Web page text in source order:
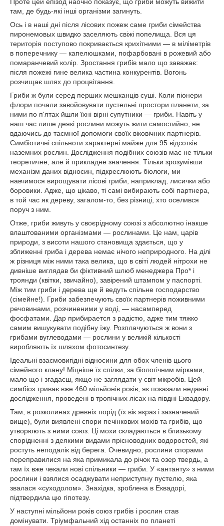
там, де будь-які інші організми загинуть.
Ось і в наші дні після лісових пожеж саме гриби сімейства
пиронемовых швидко заселяють свіжі попелища. Вся ця
територія поступово покривається крихітними — в міліметрів
в поперечнику — капелюшками, пофарбовані в рожевий або
помаранчевий колір. Зростання грибів мало що заважає:
після пожежі гине велика частина конкурентів. Вогонь
розчищає шлях до процвітання.
Гриби ж були серед перших мешканців суші. Коли піонери
флори почали завойовувати пустельні простори планети, за
ними по п'ятах йшли їхні вірні супутники — гриби. Навіть у
наш час лише деякі рослини можуть жити самостийно, не
вдаючись до таємної допомоги своїх віковічних партнерів.
Симбіотичні спільноти характерні майже для 95 відсотків
наземних рослин. Дослідження подібних союзів має не тільки
теоретичне, але й прикладне значення. Тільки зрозумівши
механізм даних відносин, підкреслюють біологи, ми
навчимося вирощувати лісові гриби, наприклад, лисички або
боровики. Адже, що цікаво, ті самі вибирають собі партнера,
в той час як дереву, загалом-то, без різниці, хто оселився
поруч з ним.
Отже, гриби живуть у своєрідному союзі з абсолютно інакше
влаштованими організмами — рослинами. Це нам, царів
природи, з висоти нашого становища здається, що у
зближенні гриба і дерева немає нічого неприродного. На ділі
ж різниця між ними така велика, що в світі людей нітрохи не
дивніше виглядав би фіктивний шлюб менеджера Про* і
троянди (квітки, звичайно), завірений штампом у паспорті.
Між тим гриби і дерева ще й ведуть спільне господарство
(сімейне!). Гриби забезпечують своїх партнерів поживними
речовинами, розчиненими у воді, — насамперед
фосфатами. Дар прибирается з радістю, адже тим тяжко
самим вишукувати подібну їжу. Розплачуються ж вони з
грибами вуглеводами — рослини у великій кількості
виробляють їх шляхом фотосинтезу.
Ідеальні взаємовигідні відносини для обох членів цього
сімейного клану! Міцніше їх спілки, за біологічним мірками,
мало що і згадаєш, якщо не заглядати у світ мікробів. Цей
симбіоз триває вже 460 мільйонів років, як показали недавні
дослідження, проведені в тропічних лісах на півдні Еквадору.
Там, в розколинах древніх порід (їх вік якраз і зазначений
вище), були виявлені спори печінкових мохів та грибів, що
утворюють з ними союз. Ці мохи складаються в близькому
спорідненні з деякими видами прісноводних водоростей, які
ростуть неподалік від берега. Очевидно, рослини спорами
переправилися на яка примикала до річок та озер твердь, а
там їх вже чекали нові спільники — гриби. У «антанту» з ними
рослини і взялися осаджувати неприступну пустелю, яка
звалася «суходолом». Знахідка, зроблена в Еквадорі,
підтвердила цю гіпотезу.
У наступні мільйони років союз грибів і рослин став
домінувати. Тріумфальний хід останніх по планеті